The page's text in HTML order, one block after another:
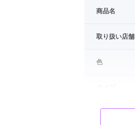
商品名
取り扱い店舗
色